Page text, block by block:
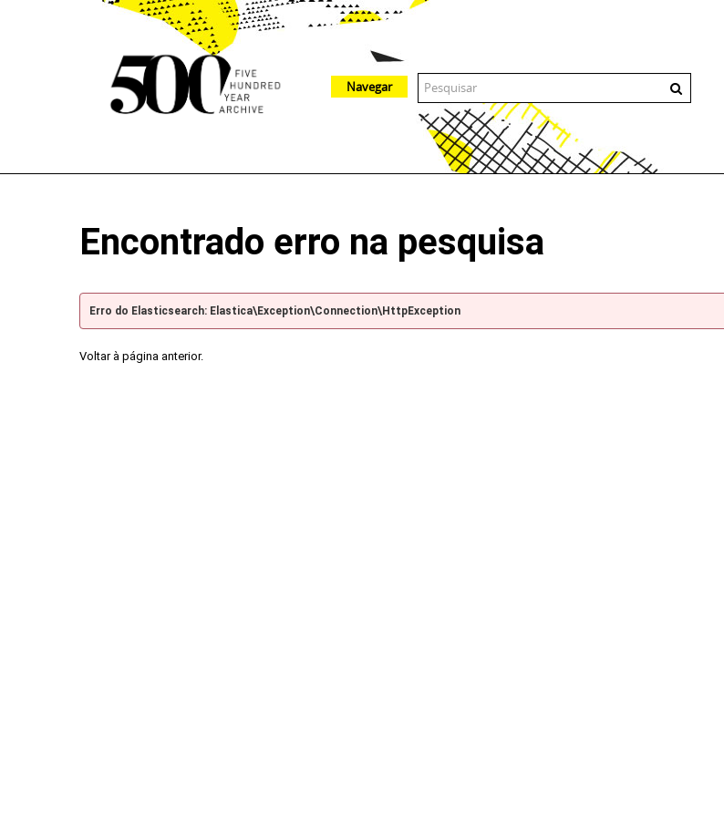
Navegar
Encontrado erro na pesquisa
Erro do Elasticsearch: Elastica\Exception\Connection\HttpException
Voltar à página anterior.